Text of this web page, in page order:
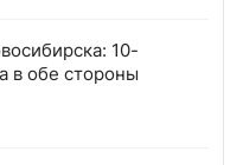
10-
в обе стороны